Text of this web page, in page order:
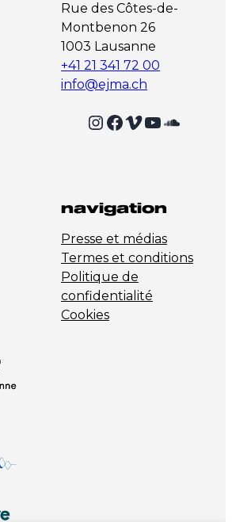
Rue des Côtes-de-
Montbenon 26
1003 Lausanne
+41 21 341 72 00
info@ejma.ch
InstagramFacebook Vimeo YouTube SoundCloud
navigation
Presse et médias
Termes et conditions
Politique de
confidentialité
Cookies